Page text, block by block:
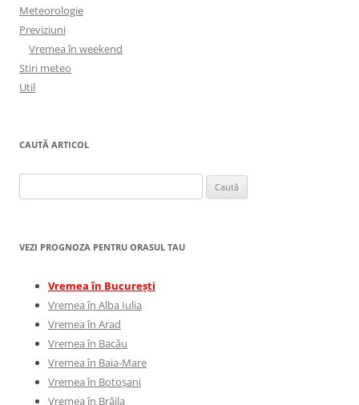
Meteorologie
Previziuni
Vremea în weekend
Stiri meteo
Util
CAUTĂ ARTICOL
după:
VEZI PROGNOZA PENTRU ORASUL TAU
Vremea în București
Vremea în Alba Iulia
Vremea în Arad
Vremea în Bacău
Vremea în Baia-Mare
Vremea în Botoșani
Vremea în Brăila